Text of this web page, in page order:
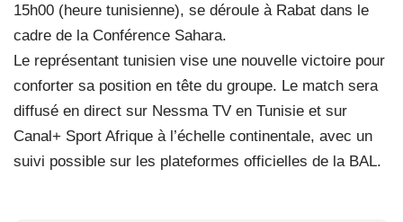
15h00 (heure tunisienne), se déroule à Rabat dans le
cadre de la Conférence Sahara.
Le représentant tunisien vise une nouvelle victoire pour
conforter sa position en tête du groupe. Le match sera
diffusé en direct sur Nessma TV en Tunisie et sur
Canal+ Sport Afrique à l’échelle continentale, avec un
suivi possible sur les plateformes officielles de la BAL.